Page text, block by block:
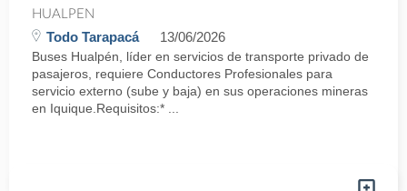
HUALPEN
Todo Tarapacá 13/06/2026
Buses Hualpén, líder en servicios de transporte privado de
pasajeros, requiere Conductores Profesionales para
servicio externo (sube y baja) en sus operaciones mineras
en Iquique.Requisitos:* ...